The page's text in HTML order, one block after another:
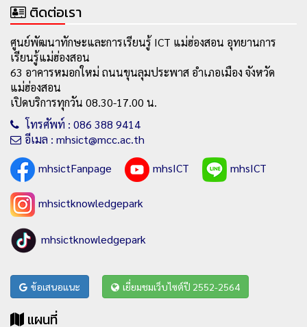
ติดต่อเรา
ศูนย์พัฒนาทักษะและการเรียนรู้ ICT แม่ฮ่องสอน อุทยานการ
เรียนรู้แม่ฮ่องสอน
63 อาคารหมอกใหม่ ถนนขุนลุมประพาส อำเภอเมือง จังหวัด
แม่ฮ่องสอน
เปิดบริการทุกวัน 08.30-17.00 น.
โทรศัพท์ : 086 388 9414
อีเมล : mhsict@mcc.ac.th
mhsictFanpage
mhsICT mhsICT
mhsictknowledgepark
mhsictknowledgepark
ข้อเสนอแนะ เยี่ยมชมเว็บไซต์ปี 2552-2564
แผนที่